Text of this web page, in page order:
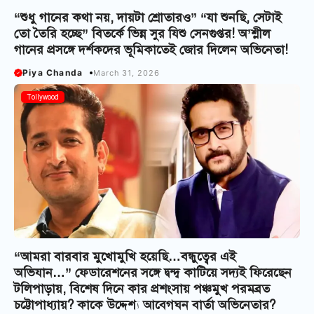
“শুধু গানের কথা নয়, দায়টা শ্রোতারও” “যা শুনছি, সেটাই
তো তৈরি হচ্ছে” বিতর্কে ভিন্ন সুর যিশু সেনগুপ্তর! অ’শ্লীল
গানের প্রসঙ্গে দর্শকদের ভূমিকাতেই জোর দিলেন অভিনেতা!
Piya Chanda March 31, 2026
Tollywood
“আমরা বারবার মুখোমুখি হয়েছি…বন্ধুত্বের এই
অভিযান…” ফেডারেশনের সঙ্গে দ্বন্দ্ব কাটিয়ে সদ্যই ফিরেছেন
টলিপাড়ায়, বিশেষ দিনে কার প্রশংসায় পঞ্চমুখ পরমব্রত
চট্টোপাধ্যায়? কাকে উদ্দেশ্য আবেগঘন বার্তা অভিনেতার?